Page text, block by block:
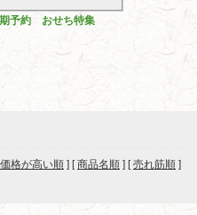
予約 おせち特集
価格が高い順 ] [商品名順 ] [売れ筋順 ]